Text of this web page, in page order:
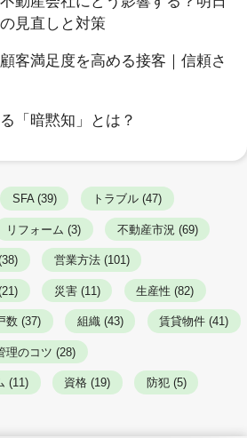
見直しと対策
客満足度を高める接客｜信頼さ
「暗黙知」とは？
SFA (39) トラブル (47)
リフォーム (3) 不動産市況 (69)
営業方法 (101)
災害 (11) 生産性 (82)
数 (37) 組織 (43) 賃貸物件 (41)
理のコツ (28)
(11) 資格 (19) 防犯 (5)